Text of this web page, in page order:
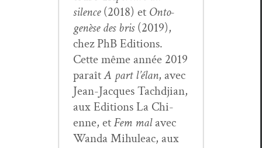
silence(2018) et Onto­
genèse des bris(2019),
chez PhB Edi­tions.
Cette même année 2019
paraîtA part l’élan, avec
Jean-Jacques Tachd­jian,
aux Edi­tions La Chi­
enne, etFem malavec
Wan­da Mihuleac, aux